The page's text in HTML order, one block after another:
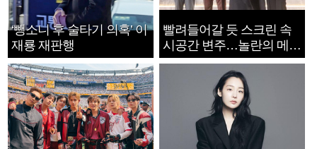
‘뺑소니 후 술타기 의혹’ 이
재룡 재판행
빨려들어갈 듯 스크린 속
시공간 변주…놀란의 메시
지는 ‘전쟁 속죄’